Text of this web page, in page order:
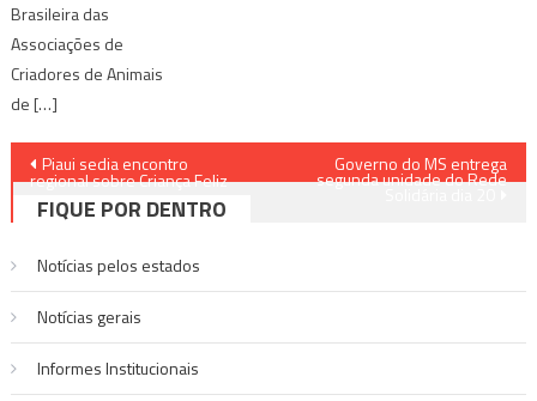
Brasileira das
Associações de
Criadores de Animais
de […]
Navegação
de
Post
Piaui sedia encontro
regional sobre Criança Feliz
Governo do MS entrega
segunda unidade do Rede
FIQUE POR DENTRO
Notícias pelos estados
Notí­cias gerais
Informes Institucionais